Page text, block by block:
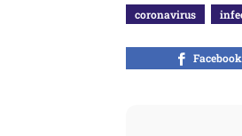
coronavirus
Facebook